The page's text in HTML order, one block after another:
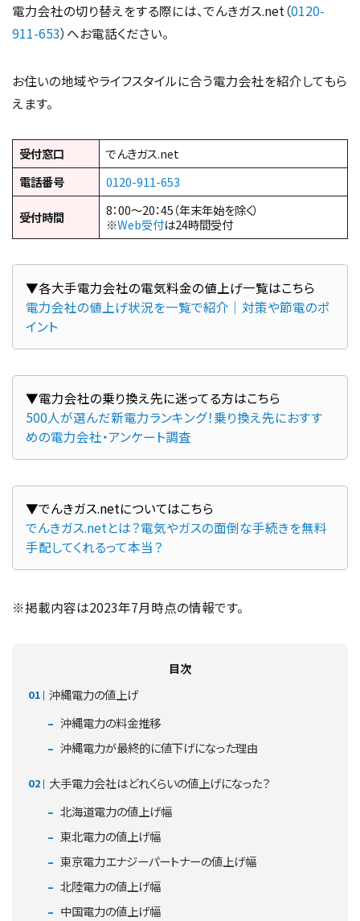
電力会社の切り替えをする際には、でんきガス.net（0120-
911-653）へお電話ください。
お住いの地域やライフスタイルに合う電力会社を紹介してもら
えます。
受付窓口
でんきガス.net
電話番号
0120-911-653
受付時間
8：00～20：45（年末年始を除く）
※Web受付は24時間受付
電力会社の値上げ状況を一覧で紹介｜対策や節電のポ
イント
500人が選んだ新電力ランキング！乗り換え先におすす
めの電力会社・アンケート調査
でんきガス.netとは？電気やガスの面倒な手続きを無料
手配してくれるって本当？
※掲載内容は2023年7月時点の情報です。
目次
沖縄電力の値上げ
沖縄電力の料金推移
沖縄電力が最終的に値下げになった理由
大手電力会社はどれくらいの値上げになった？
北海道電力の値上げ幅
東北電力の値上げ幅
東京電力エナジーパートナーの値上げ幅
北陸電力の値上げ幅
中国電力の値上げ幅